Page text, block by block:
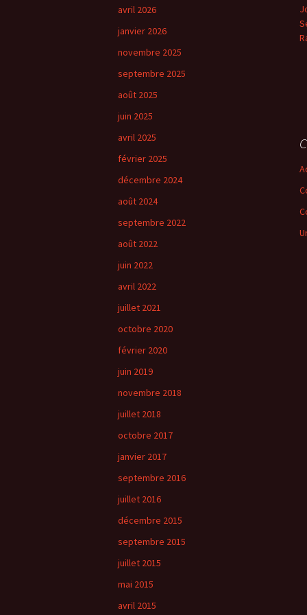
e
r
:
avril 2026
janvier 2026
novembre 2025
septembre 2025
août 2025
juin 2025
avril 2025
février 2025
décembre 2024
août 2024
septembre 2022
août 2022
juin 2022
avril 2022
juillet 2021
octobre 2020
février 2020
juin 2019
novembre 2018
juillet 2018
octobre 2017
janvier 2017
septembre 2016
juillet 2016
décembre 2015
septembre 2015
juillet 2015
mai 2015
avril 2015